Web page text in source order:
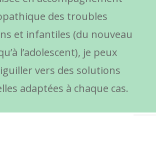
des troubles
et infantiles (du nouveau
l’adolescent), je peux
vers des solutions
adaptées à chaque cas.